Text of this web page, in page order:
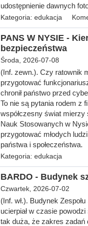
udostępnienie dawnych
Kategoria: edukacja
PANS W NYSIE -
bezpieczeństwa
Środa, 2026-07-08
(Inf. zewn.). Czy ratownik
przygotować
chronił państwo przed
To nie są pytania rodem z
współczesny świat mierzy
Nauk Stosowanych w
przygotować młodych
państwa i społeczeństwa.
Kategoria: edukacja
BARDO - Budynek
Czwartek, 2026-07-02
(Inf. wł.). Budynek
ucierpiał w czasie
tak duża, że zakres zadań